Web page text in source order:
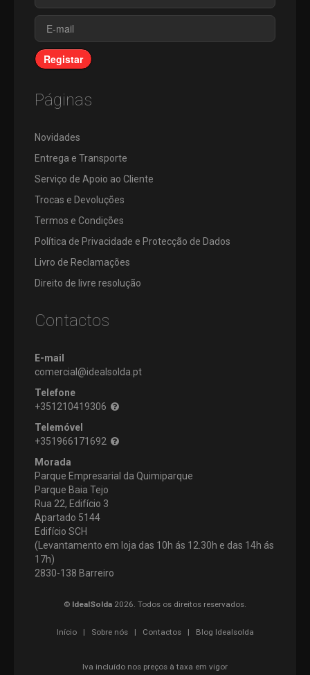
Registar
Páginas
Novidades
Entrega e Transporte
Serviço de Apoio ao Cliente
Trocas e Devoluções
Termos e Condições
Política de Privacidade e Protecção de Dados
Livro de Reclamações
Direito de livre resolução
Contactos
E-mail
comercial@idealsolda.pt
Telefone
+351210419306
Telemóvel
+351966171692
Morada
Parque Empresarial da Quimiparque
Parque Baia Tejo
Rua 22, Edifício 3
Apartado 5144
Edifício SCH
(Levantamento em loja das 10h ás 12.30h e das 14h ás
17h)
2830-138 Barreiro
© IdealSolda 2026. Todos os direitos reservados.
Início| Sobre nós| Contactos| Blog Idealsolda
Iva incluído nos preços à taxa em vigor